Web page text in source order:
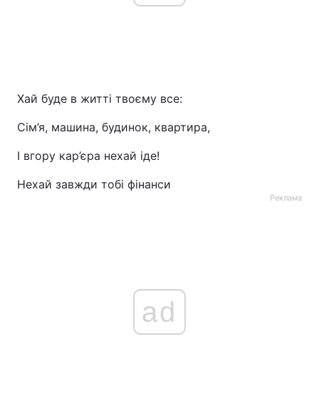
Хай буде в житті твоєму все:
Сім’я, машина, будинок, квартира,
І вгору кар’єра нехай іде!
Нехай завжди тобі фінанси
Реклама
ad